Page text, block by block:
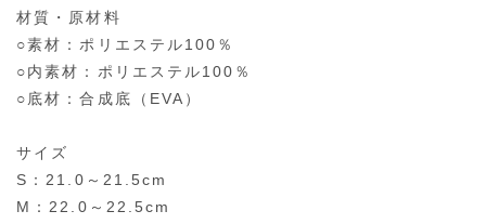
材質・原材料
○素材：ポリエステル100％
○内素材：ポリエステル100％
○底材：合成底（EVA）
サイズ
S：21.0～21.5cm
M：22.0～22.5cm